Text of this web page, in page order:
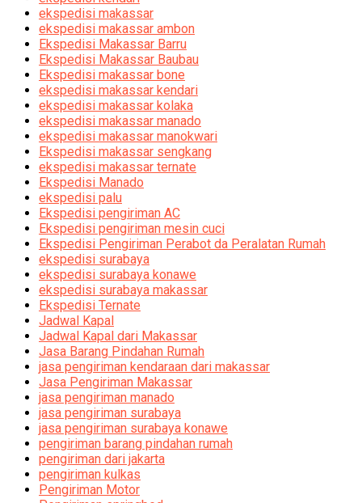
ekspedisi makassar
ekspedisi makassar ambon
Ekspedisi Makassar Barru
Ekspedisi Makassar Baubau
Ekspedisi makassar bone
ekspedisi makassar kendari
ekspedisi makassar kolaka
ekspedisi makassar manado
ekspedisi makassar manokwari
Ekspedisi makassar sengkang
ekspedisi makassar ternate
Ekspedisi Manado
ekspedisi palu
Ekspedisi pengiriman AC
Ekspedisi pengiriman mesin cuci
Ekspedisi Pengiriman Perabot da Peralatan Rumah
ekspedisi surabaya
ekspedisi surabaya konawe
ekspedisi surabaya makassar
Ekspedisi Ternate
Jadwal Kapal
Jadwal Kapal dari Makassar
Jasa Barang Pindahan Rumah
jasa pengiriman kendaraan dari makassar
Jasa Pengiriman Makassar
jasa pengiriman manado
jasa pengiriman surabaya
jasa pengiriman surabaya konawe
pengiriman barang pindahan rumah
pengiriman dari jakarta
pengiriman kulkas
Pengiriman Motor